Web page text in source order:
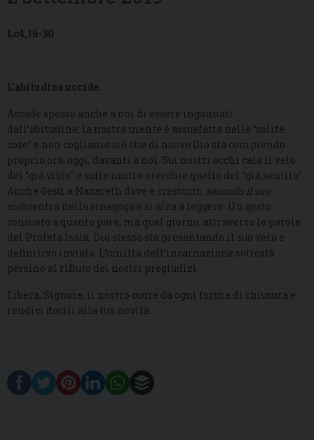
Lc4,16-30
L’abitudine uccide.
Accade spesso anche a noi di essere ingannati
dall’abitudine; la nostra mente è assuefatta nelle “solite
cose” e non cogliamo ciò che di nuovo Dio sta compiendo
proprio ora, oggi, davanti a noi. Sui nostri occhi cala il velo
del “già visto” e sulle nostre orecchie quello del “già sentito”.
Anche Gesù, a Nazareth dove è cresciuto, secondo il suo
solitoentra nella sinagoga e si alza a leggere. Un gesto
consueto a quanto pare, ma quel giorno, attraverso le parole
del Profeta Isaia, Dio stesso sta presentando il suo vero e
definitivo inviato. L’umiltà dell’incarnazione sottostà
persino al rifiuto dei nostri pregiudizi.
Libera, Signore, il nostro cuore da ogni forma di chiusura e
rendici docili alla tua novità.